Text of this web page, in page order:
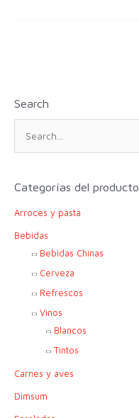
Search
r
p
Categorías del producto
Arroces y pasta
Bebidas
Bebidas Chinas
Cerveza
Refrescos
Vinos
Blancos
Tintos
Carnes y aves
Dimsum